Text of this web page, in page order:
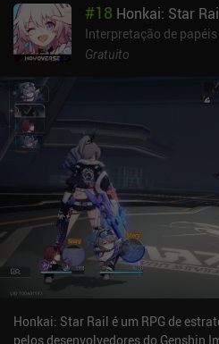
aumento de estatísticas ou melhorar
maneiras diferentes. Isso pode
que tudo foi atualizado para o nível
modo cooperativo on-line e PvP em
cooperativo foi decente, mas o PvP
pago para ganhar, apesar das
jogo. Embora o estilo artístico seja excelente e
surpreendentemente polido, a
menus e "pontos vermelhos" que
constantemente cada sistema. Devil May Cry: Peak of Combat é
monetizado por meio de um passe
energia e muitos iAPs para obter
apreciado como um jogo gratuito,
transforme em um grande esforço. É difícil pontuar esse jogo
porque o combate é muito bom,
Mas em outras áreas há uma falta
é o jogo DMC que os fãs esperavam,
#18 Honkai: Star
Interpretação de papéis
Gratuito
Honkai: Star Rail é um RPG de
pelos desenvolvedores do Genshin